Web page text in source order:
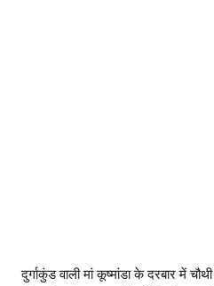
दुर्गाकुंड वाली मां कूष्मांडा के दरबार में